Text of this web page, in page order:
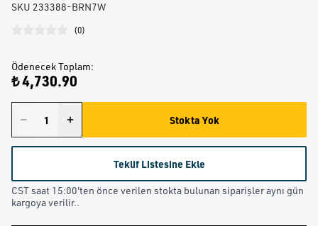
SKU 233388-BRN7W
(0)
Ödenecek Toplam:
₺ 4,730.90
Stokta Yok
Teklif Listesine Ekle
CST saat 15:00'ten önce verilen stokta bulunan siparişler aynı gün
kargoya verilir..